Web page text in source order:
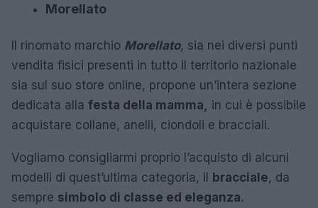
Morellato
Il rinomato marchio Morellato, sia nei diversi punti
vendita fisici presenti in tutto il territorio nazionale
sia sul suo store online, propone un’intera sezione
dedicata alla festa della mamma, in cui è possibile
acquistare collane, anelli, ciondoli e bracciali.
Vogliamo consigliarmi proprio l’acquisto di alcuni
modelli di quest’ultima categoria, il
bracciale, da
sempre simbolo di classe ed eleganza.